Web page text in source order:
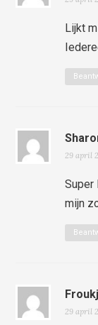
Lijkt
29 april
Super
mijn
29 april